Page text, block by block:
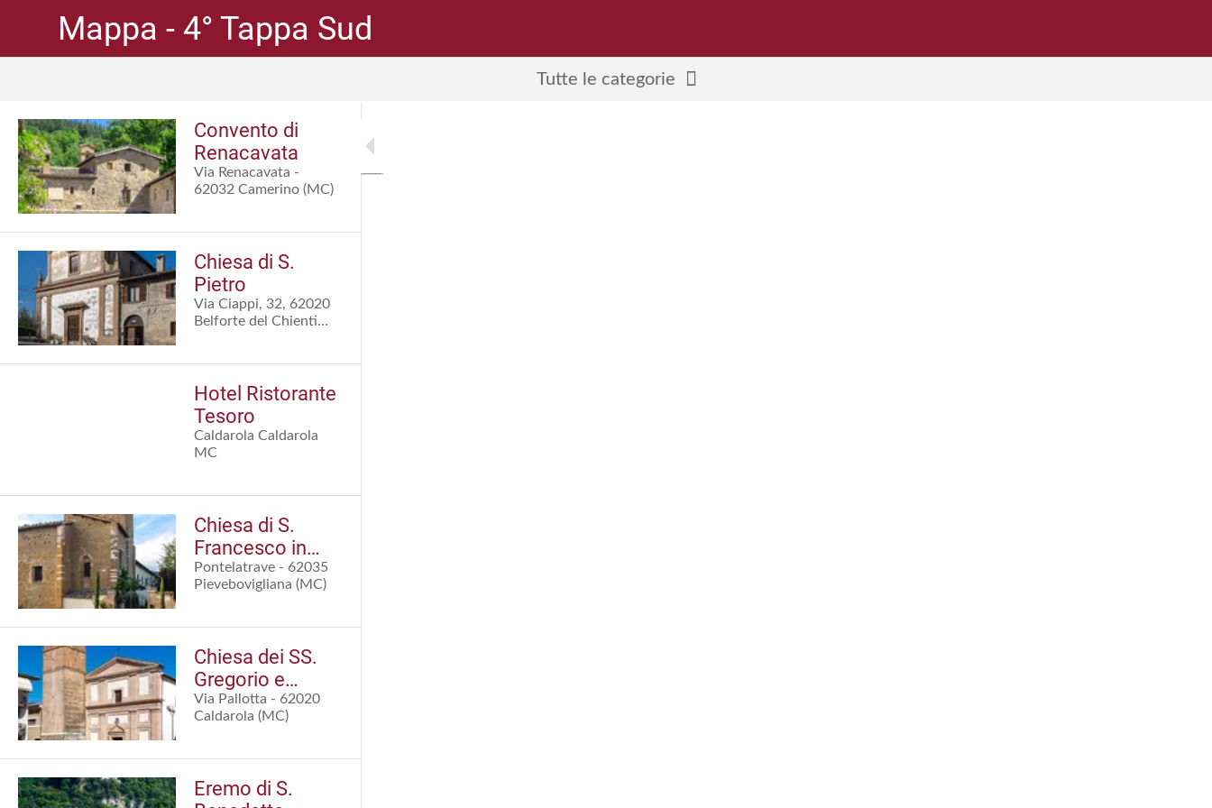
Mappa - 4° Tappa Sud
Tutte le categorie
Convento di
Renacavata
Via Renacavata -
62032 Camerino (MC)
Chiesa di S.
Pietro
Via Ciappi, 32, 62020
Belforte del Chienti
Hotel Ristorante
Tesoro
Caldarola Caldarola
MC
Chiesa di S.
Francesco in
Pontelatrave
Pontelatrave - 62035
Pievebovigliana (MC)
Chiesa dei SS.
Gregorio e
Valentino
Via Pallotta - 62020
Caldarola (MC)
Eremo di S.